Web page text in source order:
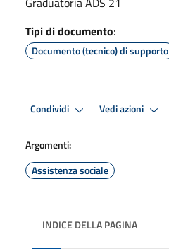
Tipi di documento:
Documento (tecnico) di supporto
Condividi Vedi azioni
Argomenti:
Assistenza sociale
INDICE DELLA PAGINA